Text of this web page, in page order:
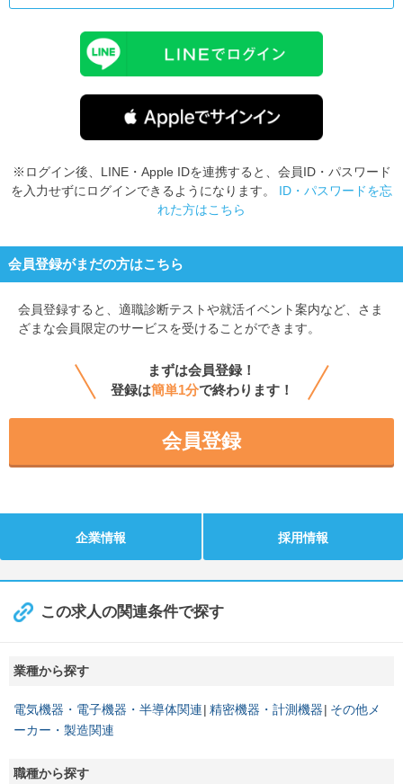
※ログイン後、LINE・Apple IDを連携すると、会員ID・パスワード
を入力せずにログインできるようになります。 ID・パスワードを忘
れた方はこちら
会員登録がまだの方はこちら
会員登録すると、 適職診断テストや就活イベント案内など、さま
ざまな会員限定のサービスを受けることができます。
まずは会員登録！
登録は簡単1分で終わります！
会員登録
企業情報 採用情報
この求人の関連条件で探す
業種から探す
電気機器・電子機器・半導体関連 精密機器・計測機器
その他メ
ーカー・製造関連
職種から探す